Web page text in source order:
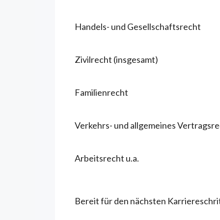
Handels- und Gesellschaftsrecht
Zivilrecht (insgesamt)
Familienrecht
Verkehrs- und allgemeines
Arbeitsrecht u.a.
Bereit für den nächsten